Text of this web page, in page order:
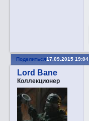
Поделиться17.09.2015 19:04
Lord Bane
Коллекционер